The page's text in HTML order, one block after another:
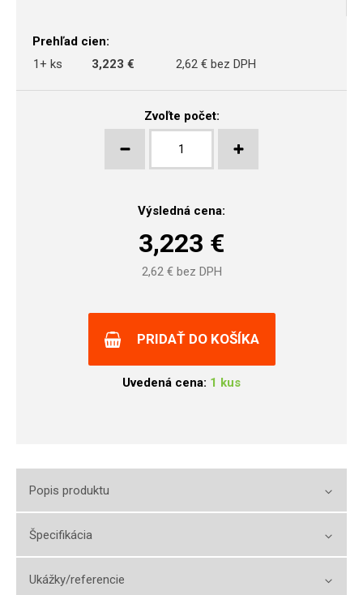
Prehľad cien:
1+ ks
3,223 € 2,62 € bez DPH
Zvoľte počet:
Výsledná cena:
3,223 €
2,62€ bez DPH
PRIDAŤ DO KOŠÍKA
Uvedená cena: 1 kus
Popis produktu
Špecifikácia
Ukážky/referencie